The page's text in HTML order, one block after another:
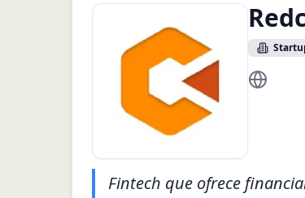
https://
Fintech que ofrece